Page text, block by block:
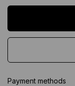
Payment methods